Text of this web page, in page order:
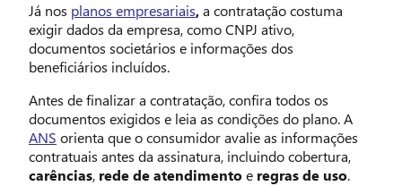
Já nos planos empresariais,a contratação costuma
exigir dados da empresa, como CNPJ ativo,
documentos societários e informações dos
beneficiários incluídos.
Antes de finalizar a contratação, confira todos os
documentos exigidos e leia as condições do plano. A
ANS orienta que o consumidor avalie as informações
contratuais antes da assinatura, incluindo cobertura,
carências, rede de atendimentoe regras de uso.